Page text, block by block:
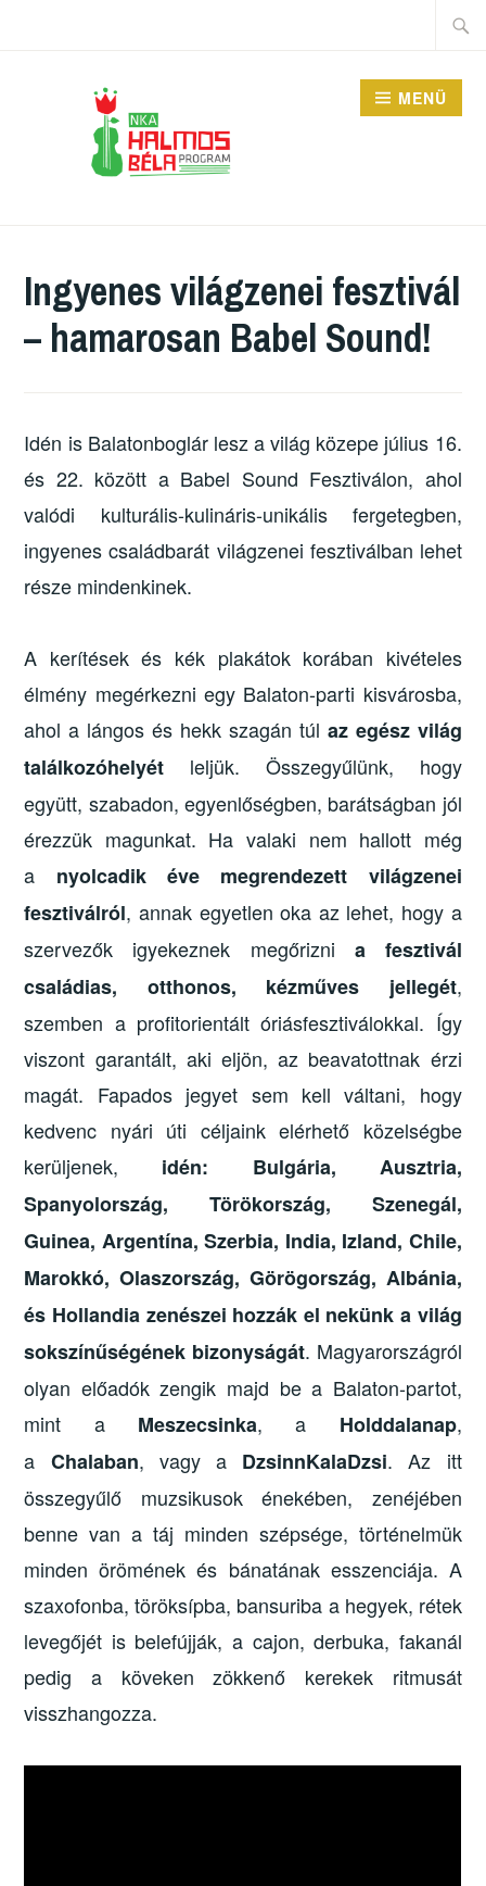
PROGRAM
MENÜ
Ingyenes világzenei fesztivál
– hamarosan Babel Sound!
Idén is Balatonboglár lesz a világ közepe július 16.
és 22. között a Babel Sound Fesztiválon, ahol
valódi kulturális-kulináris-unikális fergetegben,
ingyenes családbarát világzenei fesztiválban lehet
része mindenkinek.
A kerítések és kék plakátok korában kivételes
élmény megérkezni egy Balaton-parti kisvárosba,
ahol a lángos és hekk szagán túl az egész világ
találkozóhelyét leljük. Összegyűlünk, hogy
együtt, szabadon, egyenlőségben, barátságban jól
érezzük magunkat. Ha valaki nem hallott még
a nyolcadik éve megrendezett világzenei
fesztiválról, annak egyetlen oka az lehet, hogy a
szervezők igyekeznek megőrizni a fesztivál
családias, otthonos, kézműves jellegét,
szemben a profitorientált óriásfesztiválokkal. Így
viszont garantált, aki eljön, az beavatottnak érzi
magát. Fapados jegyet sem kell váltani, hogy
kedvenc nyári úti céljaink elérhető közelségbe
kerüljenek, idén: Bulgária, Ausztria,
Spanyolország, Törökország, Szenegál,
Guinea, Argentína, Szerbia, India, Izland, Chile,
Marokkó, Olaszország, Görögország, Albánia,
és Hollandia zenészei hozzák el nekünk a világ
sokszínűségének bizonyságát. Magyarországról
olyan előadók zengik majd be a Balaton-partot,
mint a Meszecsinka, a Holddalanap,
a Chalaban, vagy a DzsinnKalaDzsi. Az itt
összegyűlő muzsikusok énekében, zenéjében
benne van a táj minden szépsége, történelmük
minden örömének és bánatának esszenciája. A
szaxofonba, töröksípba, bansuriba a hegyek, rétek
levegőjét is belefújják, a cajon, derbuka, fakanál
pedig a köveken zökkenő kerekek ritmusát
visszhangozza.